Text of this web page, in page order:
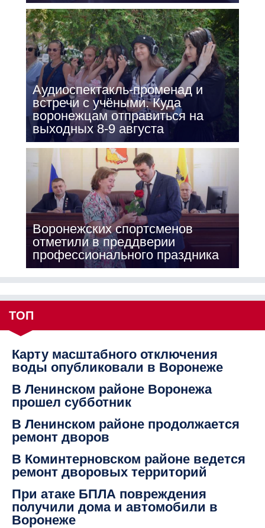
Аудиоспектакль-променад и
встречи с учёными. Куда
воронежцам отправиться на
выходных 8-9 августа
Воронежских спортсменов
отметили в преддверии
профессионального праздника
ТОП
Карту масштабного отключения
воды опубликовали в Воронеже
В Ленинском районе Воронежа
прошел субботник
В Ленинском районе продолжается
ремонт дворов
В Коминтерновском районе ведется
ремонт дворовых территорий
При атаке БПЛА повреждения
получили дома и автомобили в
Воронеже